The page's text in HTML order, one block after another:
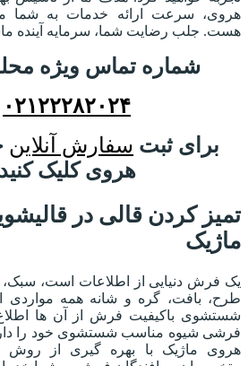
هروی، سرعت ارائه خدمات به شما
هست. جلب رضایت شما، سرمایه آینده
شماره تماس ویژه
۰۲۱۲۲۲۸۲۰۲۴
برای ثبت سفارش آنلاین
هروی کلیک کنید
تمیز کردن قالی در
ماژیک
یک فرش دنیایی از اطلاعات است، سبک،
طرح، بافت، گره و شانه همه مواردی
شستشوی باکیفیت فرش از آن ها اطلاع
فرشی شیوه مناسب شستشوی خود را
هروی ماژیک با بهره گیری از روش